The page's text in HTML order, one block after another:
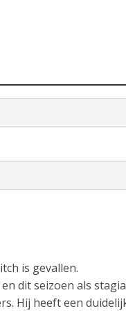
is gevallen.
dit seizoen als
Hij heeft een